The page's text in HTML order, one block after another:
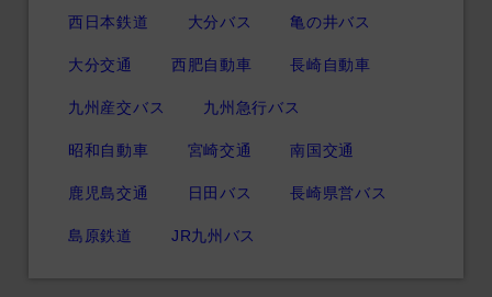
西日本鉄道 大分バス 亀の井バス
大分交通 西肥自動車 長崎自動車
九州産交バス 九州急行バス
昭和自動車 宮崎交通 南国交通
鹿児島交通 日田バス 長崎県営バス
島原鉄道 JR九州バス